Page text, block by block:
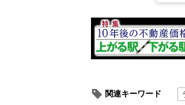
関連キーワード